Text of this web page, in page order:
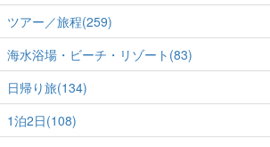
ツアー／旅程(259)
海水浴場・ビーチ・リゾート(83)
日帰り旅(134)
1泊2日(108)